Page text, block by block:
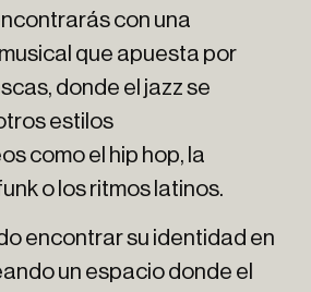
con una
que apuesta por
donde el jazz se
estilos
como el hip hop, la
o los ritmos latinos.
encontrar su identidad en
un espacio donde el